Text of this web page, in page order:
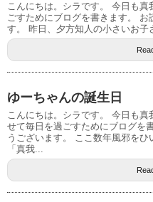
こんにちは。シラです。 今日も
ごすためにブログを書きます。
す。 昨日、夕方知人の小さいお子
ゆーちゃんの誕生日
こんにちは。シラです。 今日も
せて毎日を過ごすためにブログを
うございます。 ここ数年風邪をひ
「真我...